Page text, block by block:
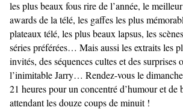
les plus beaux fous rire de l’année, le
awards de la télé, les gaffes les plus
plateaux télé, les plus beaux lapsus, les
séries préférées… Mais aussi les extraits les
invités, des séquences cultes et des surprises
l’inimitable Jarry… Rendez-vous le
21 heures pour un concentré d’humour et de
attendant les douze coups de minuit !